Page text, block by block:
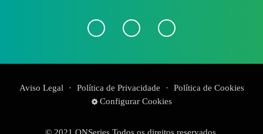
Aviso Legal · Política de Privacidade ·
Política de Cookies
Configurar Cookies